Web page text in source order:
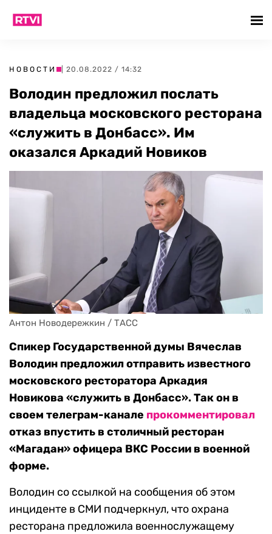
НОВОСТИ | 20.08.2022 / 14:32
Володин предложил послать
владельца московского ресторана
«служить в Донбасс». Им
оказался Аркадий Новиков
Антон Новодережкин / ТАСС
Спикер Государственной думы Вячеслав
Володин предложил отправить известного
московского ресторатора Аркадия
Новикова «служить в Донбасс». Так он в
своем телеграм-канале прокомментировал
отказ впустить в столичный ресторан
«Магадан» офицера ВКС России в военной
форме.
Володин со ссылкой на сообщения об этом
инциденте в СМИ подчеркнул, что охрана
ресторана предложила военнослужащему